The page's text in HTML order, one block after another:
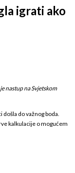
igrati ako
nastup na Svjetskom
do važnog boda.
kalkulacije o mogućem